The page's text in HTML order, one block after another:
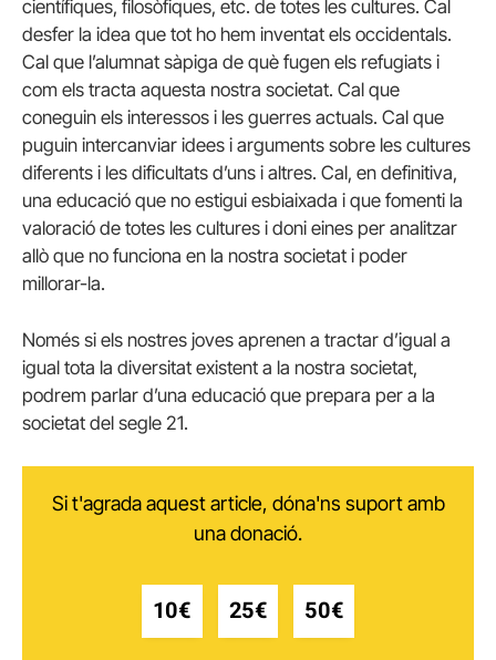
científiques, filosòfiques, etc. de totes les cultures. Cal
desfer la idea que tot ho hem inventat els occidentals.
Cal que l’alumnat sàpiga de què fugen els refugiats i
com els tracta aquesta nostra societat. Cal que
coneguin els interessos i les guerres actuals. Cal que
puguin intercanviar idees i arguments sobre les cultures
diferents i les dificultats d’uns i altres. Cal, en definitiva,
una educació que no estigui esbiaixada i que fomenti la
valoració de totes les cultures i doni eines per analitzar
allò que no funciona en la nostra societat i poder
millorar-la.
Només si els nostres joves aprenen a tractar d’igual a
igual tota la diversitat existent a la nostra societat,
podrem parlar d’una educació que prepara per a la
societat del segle 21.
Si t'agrada aquest article, dóna'ns suport amb
una donació.
10€ 25€ 50€